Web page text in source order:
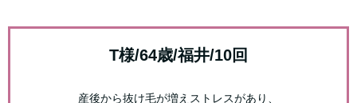
T様/64歳/福井/10回
産後から抜け毛が増えストレスがあり、